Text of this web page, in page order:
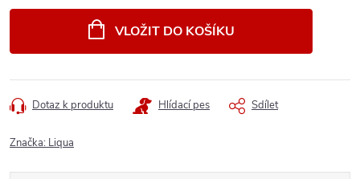
VLOŽIT DO KOŠÍKU
Dotaz k produktu Hlídací pes Sdílet
Značka: Liqua